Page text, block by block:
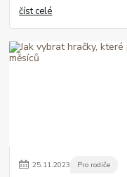
číst celé
25.11.2023 Pro rodiče